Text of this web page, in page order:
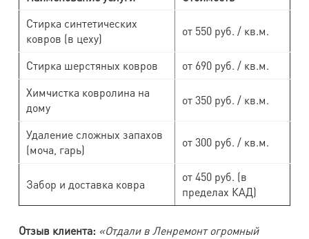
Стирка синтетических
ковров (в цеху)
от 550 руб. / кв.м.
Стирка шерстяных ковров
от 690 руб. / кв.м.
Химчистка ковролина на
дому
от 350 руб. / кв.м.
Удаление сложных запахов
(моча, гарь)
от 300 руб. / кв.м.
Забор и доставка ковра
от 450 руб. (в
пределах КАД)
Отзыв клиента: «Отдали в Ленремонт огромный